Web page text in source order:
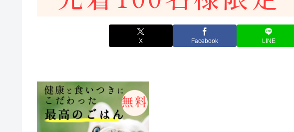
X Facebook LINE